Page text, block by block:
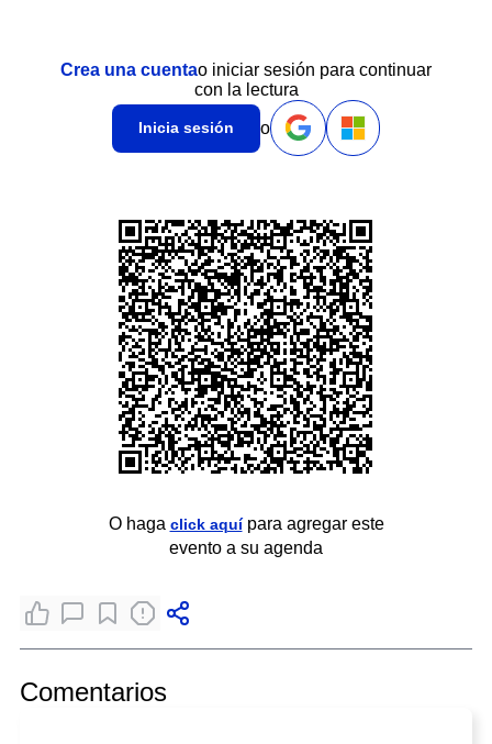
Crea una cuentao iniciar sesión para continuar
con la lectura
Inicia sesión o
O haga click aquípara agregar este
evento a su agenda
Comentarios